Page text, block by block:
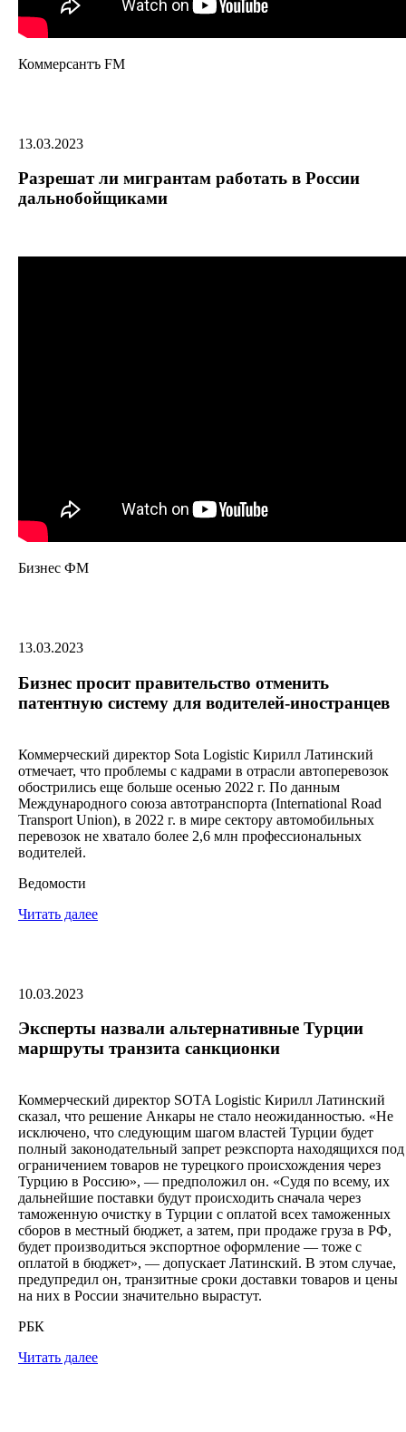
Коммерсантъ FM
13.03.2023
Разрешат ли мигрантам работать в России
дальнобойщиками
Бизнес ФМ
13.03.2023
Бизнес просит правительство отменить
патентную систему для водителей-иностранцев
Коммерческий директор Sota Logistic Кирилл Латинский
отмечает, что проблемы с кадрами в отрасли автоперевозок
обострились еще больше осенью 2022 г. По данным
Международного союза автотранспорта (International Road
Transport Union), в 2022 г. в мире сектору автомобильных
перевозок не хватало более 2,6 млн профессиональных
водителей.
Ведомости
Читать далее
10.03.2023
Эксперты назвали альтернативные Турции
маршруты транзита санкционки
Коммерческий директор SOTA Logistic Кирилл Латинский
сказал, что решение Анкары не стало неожиданностью. «Не
исключено, что следующим шагом властей Турции будет
полный законодательный запрет реэкспорта находящихся под
ограничением товаров не турецкого происхождения через
Турцию в Россию», — предположил он. «Судя по всему, их
дальнейшие поставки будут происходить сначала через
таможенную очистку в Турции с оплатой всех таможенных
сборов в местный бюджет, а затем, при продаже груза в РФ,
будет производиться экспортное оформление — тоже с
оплатой в бюджет», — допускает Латинский. В этом случае,
предупредил он, транзитные сроки доставки товаров и цены
на них в России значительно вырастут.
РБК
Читать далее